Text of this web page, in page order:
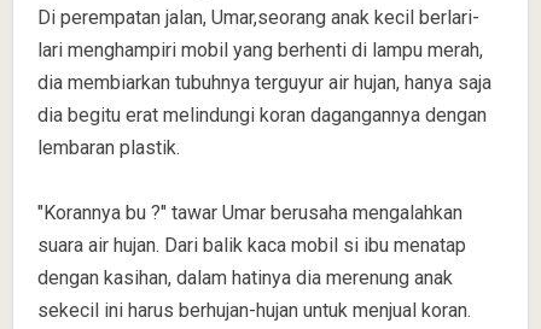
Di perempatan jalan, Umar,seorang anak kecil berlari-
lari menghampiri mobil yang berhenti di lampu merah,
dia membiarkan tubuhnya terguyur air hujan, hanya saja
dia begitu erat melindungi koran dagangannya dengan
lembaran plastik.
"Korannya bu ?" tawar Umar berusaha mengalahkan
suara air hujan. Dari balik kaca mobil si ibu menatap
dengan kasihan, dalam hatinya dia merenung anak
sekecil ini harus berhujan-hujan untuk menjual koran.